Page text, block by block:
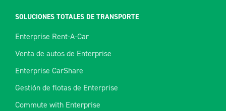
SOLUCIONES TOTALES DE TRANSPORTE
Enterprise Rent-A-Car
Venta de autos de Enterprise
Enterprise CarShare
Gestión de flotas de Enterprise
Commute with Enterprise